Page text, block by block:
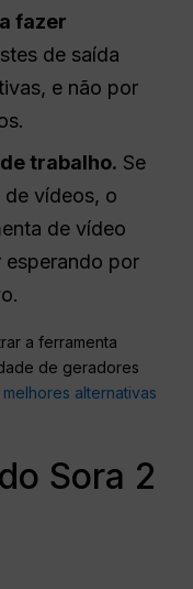
fazer
de saída
e não por
trabalho. Se
vídeos, o
de vídeo
esperando por
a ferramenta
de geradores
melhores alternativas
Sora 2